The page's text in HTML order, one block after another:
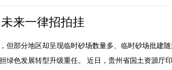
来一律招拍挂
但部分地区却呈现临时砂场数量多、临时砂场批建
绿色发展转型升级重任。 近日，贵州省国土资源厅